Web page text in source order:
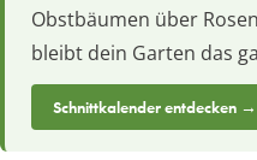
Obstbäumen über
bleibt dein Garten das
Schnittkalender entdecken →